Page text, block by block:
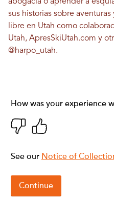
sus historias sobre
libre en Utah como
Utah, ApresSkiUtah.com y
@harpo_utah.